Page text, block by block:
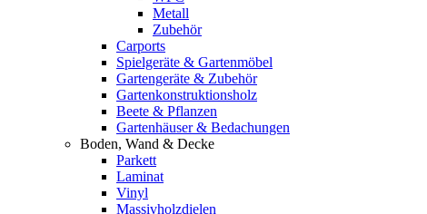
Metall
Zubehör
Carports
Spielgeräte & Gartenmöbel
Gartengeräte & Zubehör
Gartenkonstruktionsholz
Beete & Pflanzen
Gartenhäuser & Bedachungen
Boden, Wand & Decke
Parkett
Laminat
Vinyl
Massivholzdielen